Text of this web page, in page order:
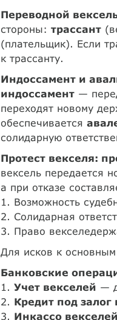
Переводной
стороны: трассант
(плательщик). Если
к трассанту.
Индоссамент и
индоссамент—
переходят новому
обеспечивается
солидарную
Протест векселя:
вексель передается
а при отказе
1. Возможность
2. Солидарная
3. Право
Для исков к
Банковские
1. Учет векселей —
2. Кредит под залог
3. Инкассо векселей